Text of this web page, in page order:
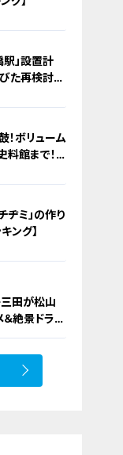
駅」設置計
た再検討の
！ボリューム
料館まで！
ヂミ」の作り
ング】
三田が松山
絶景ドライ